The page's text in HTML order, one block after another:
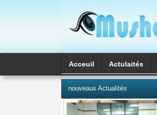
Acceuil Actulaités
nouveaux Actualités